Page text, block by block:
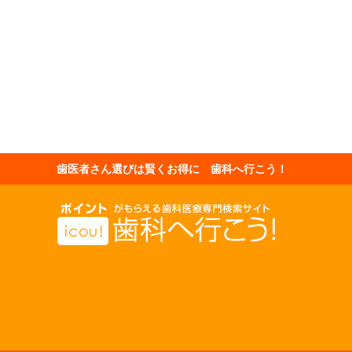
歯医者さん選びは賢くお得に 歯科へ行こう！